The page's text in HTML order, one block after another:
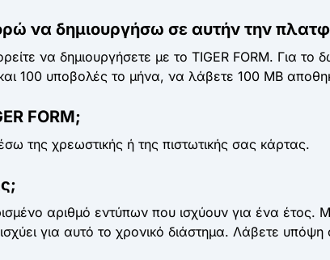
να δημιουργήσω σε αυτήν την
να δημιουργήσετε με το TIGER FORM. Για το
100 υποβολές το μήνα, να λάβετε 100 MB
FORM;
της χρεωστικής ή της πιστωτικής σας κάρτας.
αριθμό εντύπων που ισχύουν για ένα έτος.
για αυτό το χρονικό διάστημα. Λάβετε υπόψη